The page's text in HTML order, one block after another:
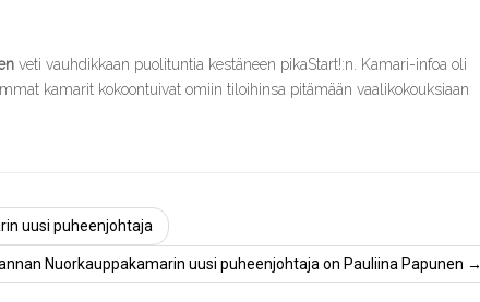
veti vauhdikkaan puolituntia kestäneen pikaStart!:n. Kamari-infoa oli
kamarit kokoontuivat omiin tiloihinsa pitämään vaalikokouksiaan
uusi puheenjohtaja
Nuorkauppakamarin uusi puheenjohtaja on Pauliina Papunen →